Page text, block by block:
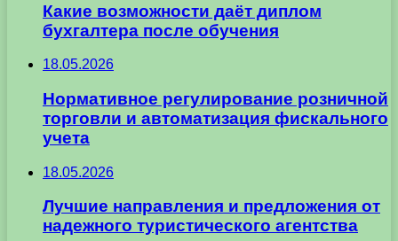
Какие возможности даёт диплом
бухгалтера после обучения
18.05.2026
Нормативное регулирование розничной
торговли и автоматизация фискального
учета
18.05.2026
Лучшие направления и предложения от
надежного туристического агентства